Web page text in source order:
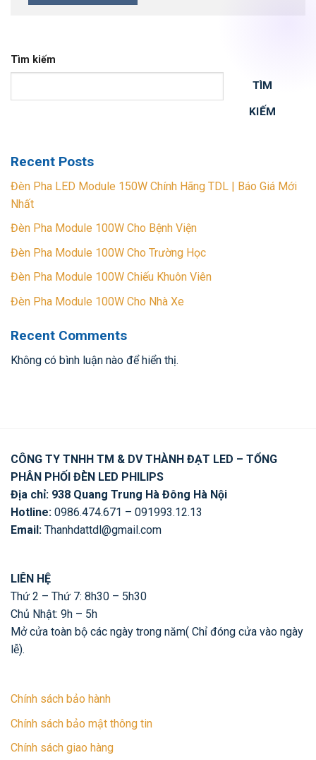
Tìm kiếm
TÌM
KIẾM
Recent Posts
Đèn Pha LED Module 150W Chính Hãng TDL | Báo Giá Mới
Nhất
Đèn Pha Module 100W Cho Bệnh Viện
Đèn Pha Module 100W Cho Trường Học
Đèn Pha Module 100W Chiếu Khuôn Viên
Đèn Pha Module 100W Cho Nhà Xe
Recent Comments
Không có bình luận nào để hiển thị.
CÔNG TY TNHH TM & DV THÀNH ĐẠT LED – TỔNG
PHÂN PHỐI ĐÈN LED PHILIPS
Địa chỉ: 938 Quang Trung Hà Đông Hà Nội
Hotline: 0986.474.671 – 091993.12.13
Email: Thanhdattdl@gmail.com
LIÊN HỆ
Thứ 2 – Thứ 7: 8h30 – 5h30
Chủ Nhật: 9h – 5h
Mở cửa toàn bộ các ngày trong năm( Chỉ đóng cửa vào ngày
lễ).
Chính sách bảo hành
Chính sách bảo mật thông tin
Chính sách giao hàng